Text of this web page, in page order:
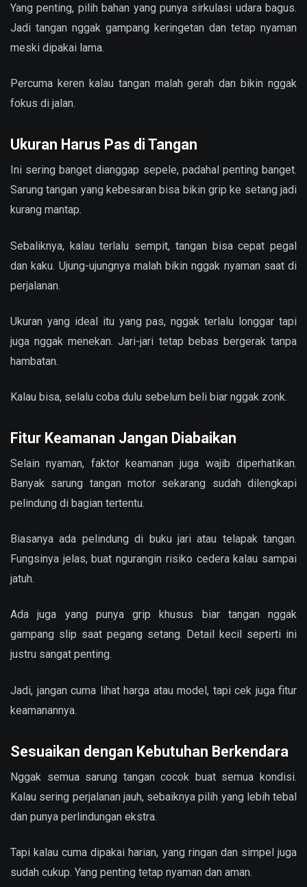
Yang penting, pilih bahan yang punya sirkulasi udara bagus.
Jadi tangan nggak gampang keringetan dan tetap nyaman
meski dipakai lama.
Percuma keren kalau tangan malah gerah dan bikin nggak
fokus di jalan.
Ukuran Harus Pas di Tangan
Ini sering banget dianggap sepele, padahal penting banget.
Sarung tangan yang kebesaran bisa bikin grip ke setang jadi
kurang mantap.
Sebaliknya, kalau terlalu sempit, tangan bisa cepat pegal
dan kaku. Ujung-ujungnya malah bikin nggak nyaman saat di
perjalanan.
Ukuran yang ideal itu yang pas, nggak terlalu longgar tapi
juga nggak menekan. Jari-jari tetap bebas bergerak tanpa
hambatan.
Kalau bisa, selalu coba dulu sebelum beli biar nggak zonk.
Fitur Keamanan Jangan Diabaikan
Selain nyaman, faktor keamanan juga wajib diperhatikan.
Banyak sarung tangan motor sekarang sudah dilengkapi
pelindung di bagian tertentu.
Biasanya ada pelindung di buku jari atau telapak tangan.
Fungsinya jelas, buat ngurangin risiko cedera kalau sampai
jatuh.
Ada juga yang punya grip khusus biar tangan nggak
gampang slip saat pegang setang. Detail kecil seperti ini
justru sangat penting.
Jadi, jangan cuma lihat harga atau model, tapi cek juga fitur
keamanannya.
Sesuaikan dengan Kebutuhan Berkendara
Nggak semua sarung tangan cocok buat semua kondisi.
Kalau sering perjalanan jauh, sebaiknya pilih yang lebih tebal
dan punya perlindungan ekstra.
Tapi kalau cuma dipakai harian, yang ringan dan simpel juga
sudah cukup. Yang penting tetap nyaman dan aman.